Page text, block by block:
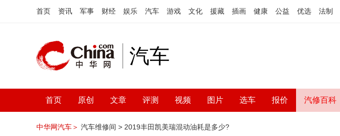
首页 资讯 军事 财经 娱乐 汽车 游戏 文化 援藏 插画 健康 公益 优选 法制
汽车
首页 原创 文章 评测 视频 图片 选车 报价 汽修百科
中华网汽车＞ 汽车维修间 > 2019丰田凯美瑞混动油耗是多少?